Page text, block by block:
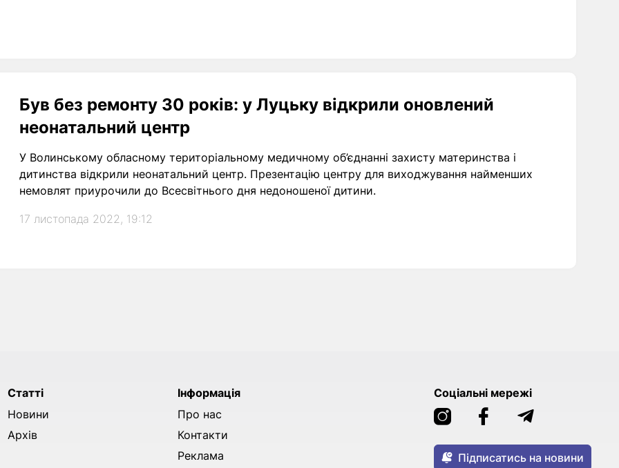
Був без ремонту 30 років: у Луцьку відкрили оновлений
неонатальний центр
У Волинському обласному територіальному медичному об’єднанні захисту материнства і
дитинства відкрили неонатальний центр. Презентацію центру для виходжування найменших
немовлят приурочили до Всесвітнього дня недоношеної дитини.
17 листопада 2022, 19:12
Статті
Новини
Архів
Інформація
Про нас
Контакти
Реклама
Соціальні мережі
Підписатись на новини